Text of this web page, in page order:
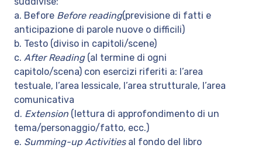
a. Before Before reading(previsione di fatti e
anticipazione di parole nuove o difficili)
b. Testo (diviso in capitoli/scene)
c. After Reading(al termine di ogni
capitolo/scena) con esercizi riferiti a: l’area
testuale, l’area lessicale, l’area strutturale, l’area
comunicativa
d. Extension (lettura di approfondimento di un
tema/personaggio/fatto, ecc.)
e. Summing-up Activitiesal fondo del libro